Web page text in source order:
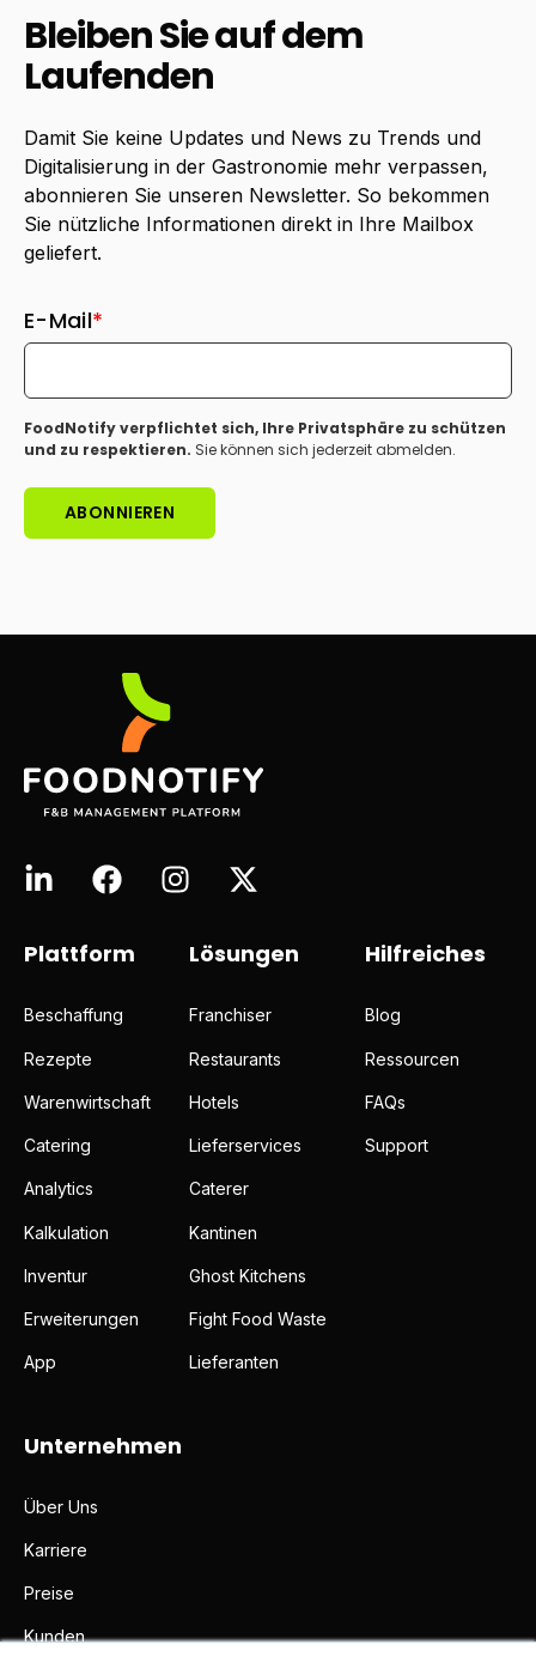
Bleiben Sie auf dem
Laufenden
Damit Sie keine Updates und News zu Trends und
Digitalisierung in der Gastronomie mehr verpassen,
abonnieren Sie unseren Newsletter. So bekommen
Sie nützliche Informationen direkt in Ihre Mailbox
geliefert.
E-Mail*
FoodNotify verpflichtet sich, Ihre Privatsphäre zu schützen
und zu respektieren. Sie können sich jederzeit abmelden.
Plattform
Beschaffung
Rezepte
Warenwirtschaft
Catering
Analytics
Kalkulation
Inventur
Erweiterungen
App
Lösungen
Franchiser
Restaurants
Hotels
Lieferservices
Caterer
Kantinen
Ghost Kitchens
Fight Food Waste
Lieferanten
Hilfreiches
Blog
Ressourcen
FAQs
Support
Unternehmen
Über Uns
Karriere
Preise
Kunden